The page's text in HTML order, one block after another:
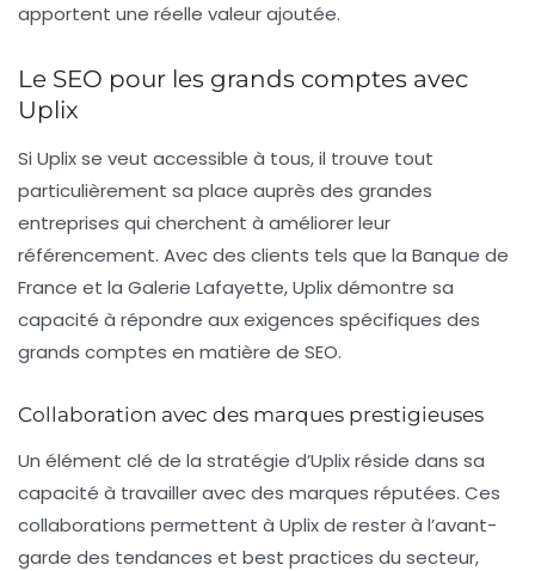
apportent une réelle valeur ajoutée.
Le SEO pour les grands comptes avec
Uplix
Si Uplix se veut accessible à tous, il trouve tout
particulièrement sa place auprès des grandes
entreprises qui cherchent à améliorer leur
référencement. Avec des clients tels que la Banque de
France et la Galerie Lafayette, Uplix démontre sa
capacité à répondre aux exigences spécifiques des
grands comptes en matière de SEO.
Collaboration avec des marques prestigieuses
Un élément clé de la stratégie d’Uplix réside dans sa
capacité à travailler avec des marques réputées. Ces
collaborations permettent à Uplix de rester à l’avant-
garde des tendances et best practices du secteur,